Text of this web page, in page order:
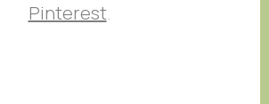
Pinterest.